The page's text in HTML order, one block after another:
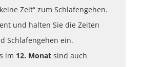
Zeit“ zum Schlafengehen.
und halten Sie die Zeiten
Schlafengehen ein.
im 12. Monat sind auch